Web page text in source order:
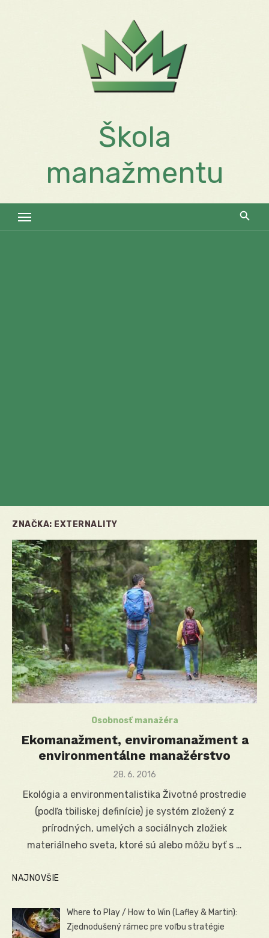
Škola
manažmentu
ZNAČKA: EXTERNALITY
Osobnosť manažéra
Ekomanažment, enviromanažment a
environmentálne manažérstvo
Posted
28. 6. 2016
Ekológia a environmentalistika Životné prostredie
(podľa tbiliskej definície) je systém zložený z
prírodných, umelých a sociálnych zložiek
materiálneho sveta, ktoré sú alebo môžu byť s …
NAJNOVŠIE
Where to Play / How to Win (Lafley & Martin):
Zjednodušený rámec pre voľbu stratégie